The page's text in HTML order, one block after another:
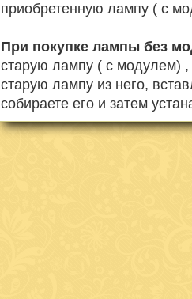
приобретенную лампу ( с
При покупке лампы без
старую лампу ( с модулем) ,
старую лампу из него,
собираете его и затем